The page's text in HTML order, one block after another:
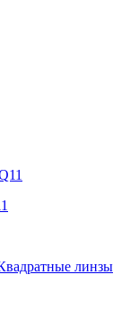
линзы